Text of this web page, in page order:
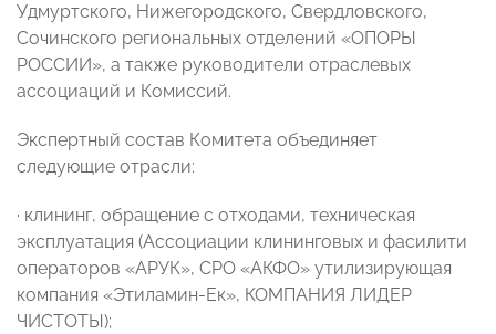
Удмуртского, Нижегородского, Свердловского,
Сочинского региональных отделений «ОПОРЫ
РОССИИ», а также руководители отраслевых
ассоциаций и Комиссий.
Экспертный состав Комитета объединяет
следующие отрасли:
· клининг, обращение с отходами, техническая
эксплуатация (Ассоциации клининговых и фасилити
операторов «АРУК», СРО «АКФО» утилизирующая
компания «Этиламин-Ек», КОМПАНИЯ ЛИДЕР
ЧИСТОТЫ);